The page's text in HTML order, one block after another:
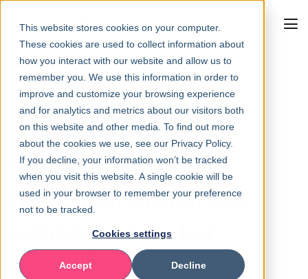
This website stores cookies on your computer.
These cookies are used to collect information about
how you interact with our website and allow us to
remember you. We use this information in order to
improve and customize your browsing experience
and for analytics and metrics about our visitors both
on this website and other media. To find out more
about the cookies we use, see our Privacy Policy.
If you decline, your information won’t be tracked
when you visit this website. A single cookie will be
used in your browser to remember your preference
not to be tracked.
Cookies settings
Accept Decline
Naar overzicht
Waarom zijn SAFe-
trainingen zo duur (en
wanneer zijn ze het
waard)?